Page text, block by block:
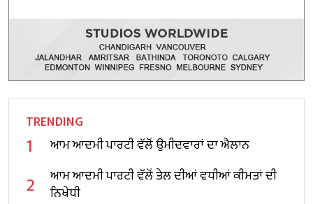
TRENDING
1 ਆਮ ਆਦਮੀ ਪਾਰਟੀ ਵੱਲੋਂ ਉਮੀਦਵਾਰਾਂ ਦਾ ਐਲਾਨ
2
ਆਮ ਆਦਮੀ ਪਾਰਟੀ ਵੱਲੋਂ ਤੇਲ ਦੀਆਂ ਵਧੀਆਂ ਕੀਮਤਾਂ ਦੀ
ਨਿਖੇਧੀ